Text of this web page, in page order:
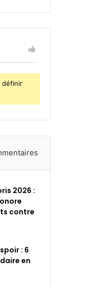
définir
2026 :
contre
: 6
en